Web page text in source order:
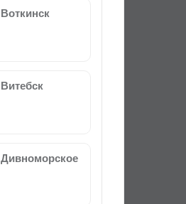
Воткинск
Витебск
Дивноморское